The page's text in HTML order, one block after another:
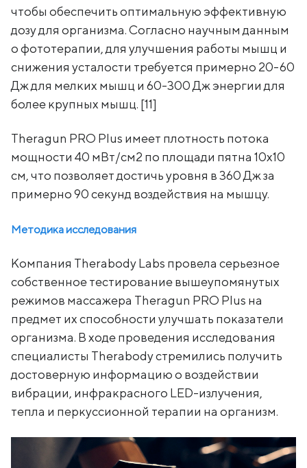
чтобы обеспечить оптимальную эффективную
дозу для организма. Согласно научным данным
о фототерапии, для улучшения работы мышц и
снижения усталости требуется примерно 20-60
Дж для мелких мышц и 60-300 Дж энергии для
более крупных мышц. [11]
Theragun PRO Plus имеет плотность потока
мощности 40 мВт/см2 по площади пятна 10х10
см, что позволяет достичь уровня в 360 Дж за
примерно 90 секунд воздействия на мышцу.
Методика исследования
Компания Therabody Labs провела серьезное
собственное тестирование вышеупомянутых
режимов массажера Theragun PRO Plus на
предмет их способности улучшать показатели
организма. В ходе проведения исследования
специалисты Therabody стремились получить
достоверную информацию о воздействии
вибрации, инфракрасного LED-излучения,
тепла и перкуссионной терапии на организм.